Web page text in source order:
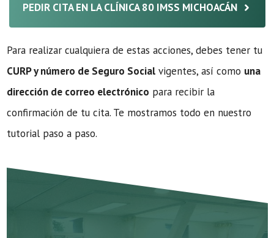
PEDIR CITA EN LA CLÍNICA 80 IMSS MICHOACÁN
Para realizar cualquiera de estas acciones, debes tener tu
CURP y número de Seguro Social vigentes, así como una
dirección de correo electrónico para recibir la
confirmación de tu cita. Te mostramos todo en nuestro
tutorial paso a paso.